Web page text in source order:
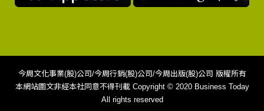
今周文化事業(股)公司/今周行銷(股)公司/今周出版(股)公司 版權所有
本網站圖文非經本社同意不得刊載 Copyright © 2020 Business Today
All rights reserved